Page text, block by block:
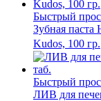
Быстрый
Зубная паста
Kudos, 100 гр.
Быстрый
ЛИВ для